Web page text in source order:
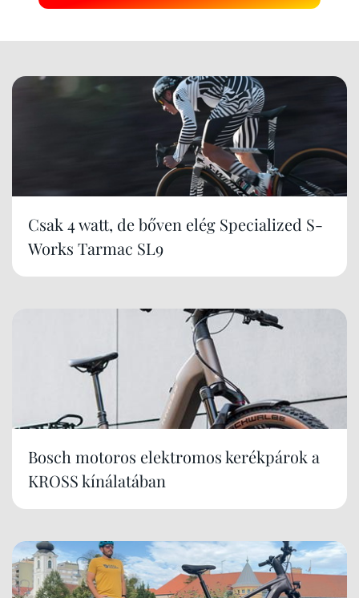
Csak 4 watt, de bőven elég Specialized S-
Works Tarmac SL9
Bosch motoros elektromos kerékpárok a
KROSS kínálatában